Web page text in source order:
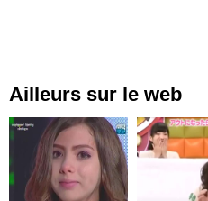
Ailleurs sur le web